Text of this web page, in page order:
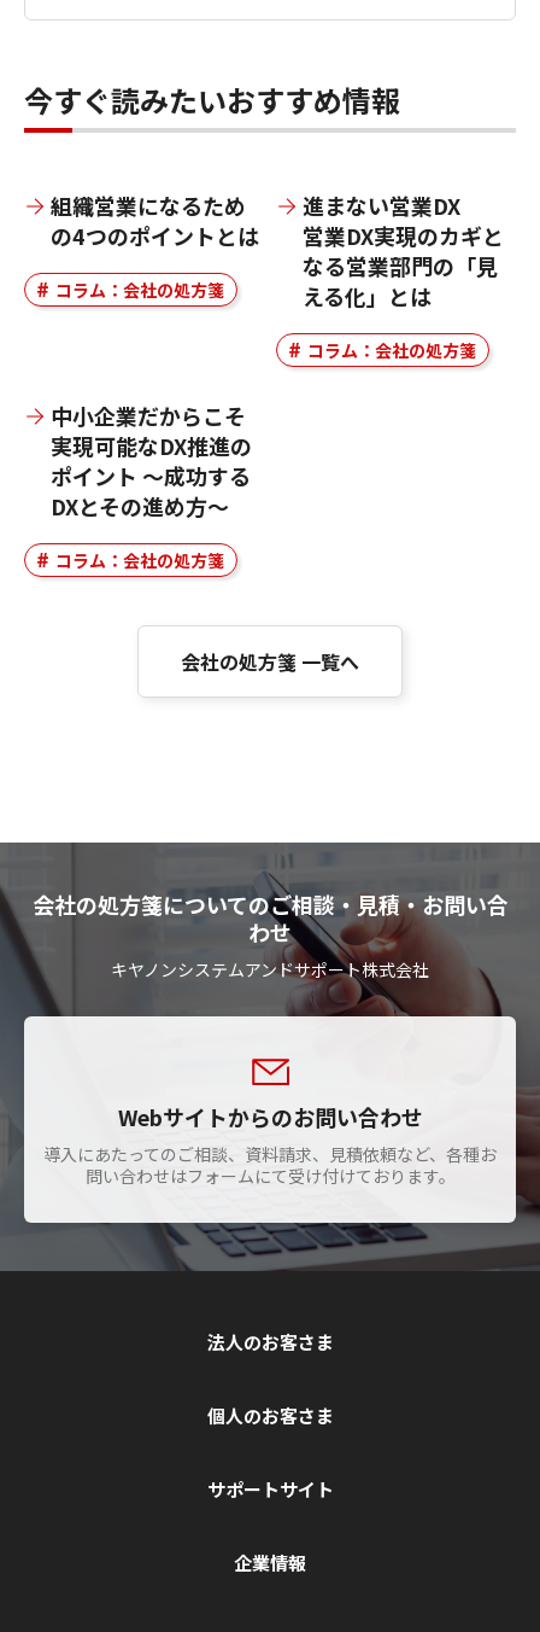
今すぐ読みたいおすすめ情報
組織営業になるため
の4つのポイントとは
コラム：会社の処方箋
進まない営業DX
営業DX実現のカギと
なる営業部門の「見
える化」とは
コラム：会社の処方箋
中小企業だからこそ
実現可能なDX推進の
ポイント ～成功する
DXとその進め方～
コラム：会社の処方箋
会社の処方箋 一覧へ
会社の処方箋についてのご相談・見積・お問い合
わせ
キヤノンシステムアンドサポート株式会社
Webサイトからのお問い合わせ
導入にあたってのご相談、資料請求、見積依頼など、各種お
問い合わせはフォームにて受け付けております。
法人のお客さま
個人のお客さま
サポートサイト
企業情報